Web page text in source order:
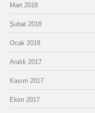
Mart 2018
Şubat 2018
Ocak 2018
Aralık 2017
Kasım 2017
Ekim 2017